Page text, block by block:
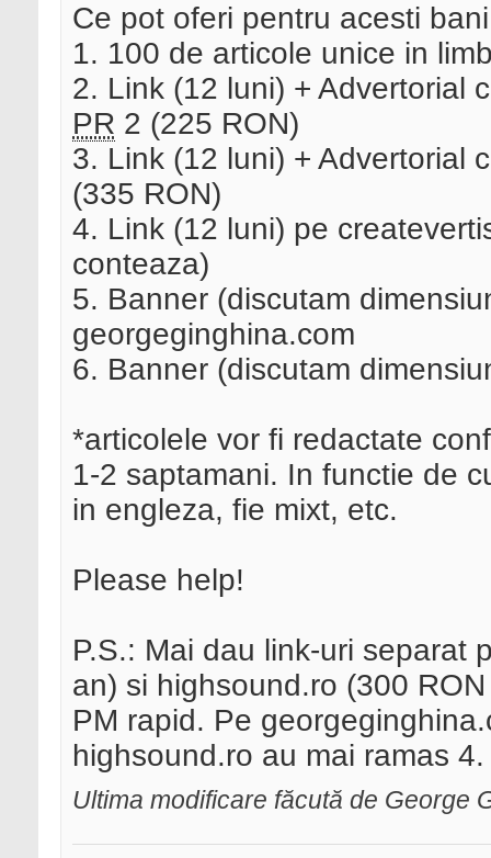
Ce pot oferi pentru acesti
1. 100 de articole unice in
2. Link (12 luni) + Advertorial
PR 2 (225 RON)
3. Link (12 luni) + Advertorial
(335 RON)
4. Link (12 luni) pe
conteaza)
5. Banner (discutam
georgeginghina.com
6. Banner (discutam
*articolele vor fi redactate
1-2 saptamani. In functie de
in engleza, fie mixt, etc.
Please help!
P.S.: Mai dau link-uri separat
an) si highsound.ro (300
PM rapid. Pe
highsound.ro au mai ramas 4.
Ultima modificare făcută de George